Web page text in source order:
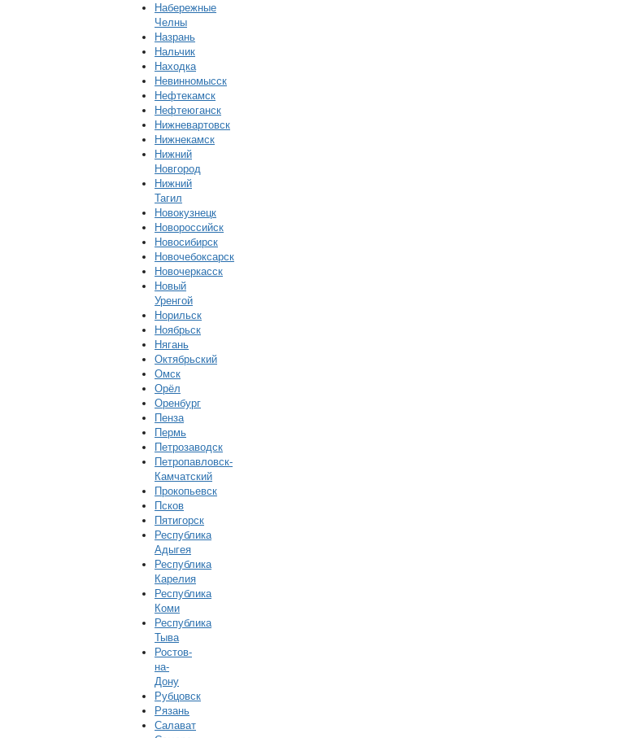
Набережные
Челны
Назрань
Нальчик
Находка
Невинномысск
Нефтекамск
Нефтеюганск
Нижневартовск
Нижнекамск
Нижний
Новгород
Нижний
Тагил
Новокузнецк
Новороссийск
Новосибирск
Новочебоксарск
Новочеркасск
Новый
Уренгой
Норильск
Ноябрьск
Нягань
Октябрьский
Омск
Орёл
Оренбург
Пенза
Пермь
Петрозаводск
Петропавловск-
Камчатский
Прокопьевск
Псков
Пятигорск
Республика
Адыгея
Республика
Карелия
Республика
Коми
Республика
Тыва
Ростов-
на-
Дону
Рубцовск
Рязань
Салават